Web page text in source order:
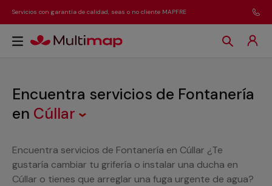
Servicios con garantía de calidad, seas o no cliente MAPFRE
Encuentra servicios de Fontanería
en Cúllar
Encuentra servicios de Fontanería en Cúllar ¿Te
gustaría cambiar tu grifería o instalar una ducha en
Cúllar o tienes que arreglar una fuga urgente de agua?